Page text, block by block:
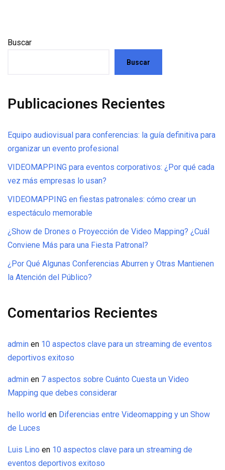
Buscar
Buscar
Publicaciones Recientes
Equipo audiovisual para conferencias: la guía definitiva para
organizar un evento profesional
VIDEOMAPPING para eventos corporativos: ¿Por qué cada
vez más empresas lo usan?
VIDEOMAPPING en fiestas patronales: cómo crear un
espectáculo memorable
¿Show de Drones o Proyección de Video Mapping? ¿Cuál
Conviene Más para una Fiesta Patronal?
¿Por Qué Algunas Conferencias Aburren y Otras Mantienen
la Atención del Público?
Comentarios Recientes
admin en 10 aspectos clave para un streaming de eventos
deportivos exitoso
admin en 7 aspectos sobre Cuánto Cuesta un Video
Mapping que debes considerar
hello world en Diferencias entre Videomapping y un Show
de Luces
Luis Lino en 10 aspectos clave para un streaming de
eventos deportivos exitoso